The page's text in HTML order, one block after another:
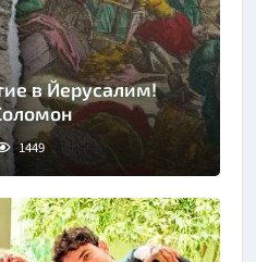
в Йерусалим!
1449